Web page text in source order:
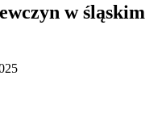
w śląskim